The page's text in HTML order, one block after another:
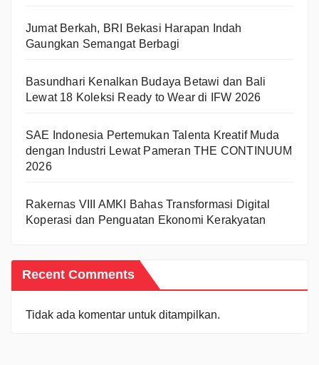
Jumat Berkah, BRI Bekasi Harapan Indah
Gaungkan Semangat Berbagi
Basundhari Kenalkan Budaya Betawi dan Bali
Lewat 18 Koleksi Ready to Wear di IFW 2026
SAE Indonesia Pertemukan Talenta Kreatif Muda
dengan Industri Lewat Pameran THE CONTINUUM
2026
Rakernas VIII AMKI Bahas Transformasi Digital
Koperasi dan Penguatan Ekonomi Kerakyatan
Recent Comments
Tidak ada komentar untuk ditampilkan.